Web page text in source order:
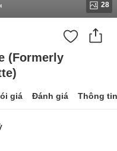
28
(Formerly
giá Đánh giá Thông